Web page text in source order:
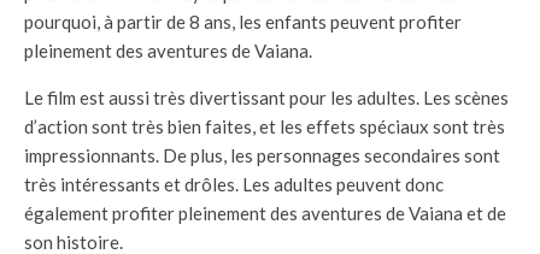
pourquoi, à partir de 8 ans, les enfants peuvent profiter
pleinement des aventures de Vaiana.
Le film est aussi très divertissant pour les adultes. Les scènes
d’action sont très bien faites, et les effets spéciaux sont très
impressionnants. De plus, les personnages secondaires sont
très intéressants et drôles. Les adultes peuvent donc
également profiter pleinement des aventures de Vaiana et de
son histoire.